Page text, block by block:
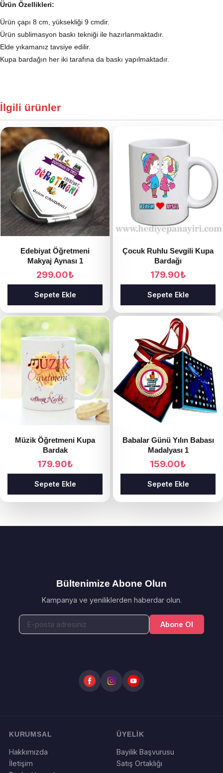
Ürün Özellikleri:
Ürün çapı 8 cm, yüksekliği 9 cmdir.
Ürün sublimasyon baskı tekniği ile hazırlanmaktadır.
Elde yıkamanız tavsiye edilir.
Kupa bardağın her iki tarafına da baskı yapılmaktadır.
İlgili ürünler
Edebiyat Öğretmeni
Makyaj Aynası 1
299.00₺
Sepete Ekle
Çocuk Ruhlu Sevgili Kupa
Bardağı
179.90₺
Sepete Ekle
Müzik Öğretmeni Kupa
Bardak
179.90₺
Sepete Ekle
Babalar Günü Yılın Babası
Madalyası 1
159.00₺
Sepete Ekle
Bültenimize Abone Olun
Kampanya ve yeniliklerden haberdar olun.
Abone Ol
KURUMSAL
Hakkımızda
İletişim
ÜYELİK
Bayilik Başvurusu
Satış Ortaklığı